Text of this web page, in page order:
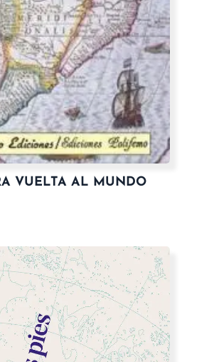
VUELTA AL MUNDO